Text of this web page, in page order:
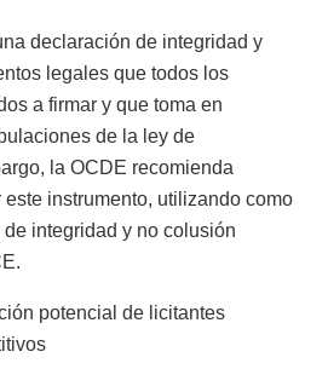
declaración de integridad y
legales que todos los
a firmar y que toma en
de la ley de
la OCDE recomienda
instrumento, utilizando como
integridad y no colusión
potencial de licitantes